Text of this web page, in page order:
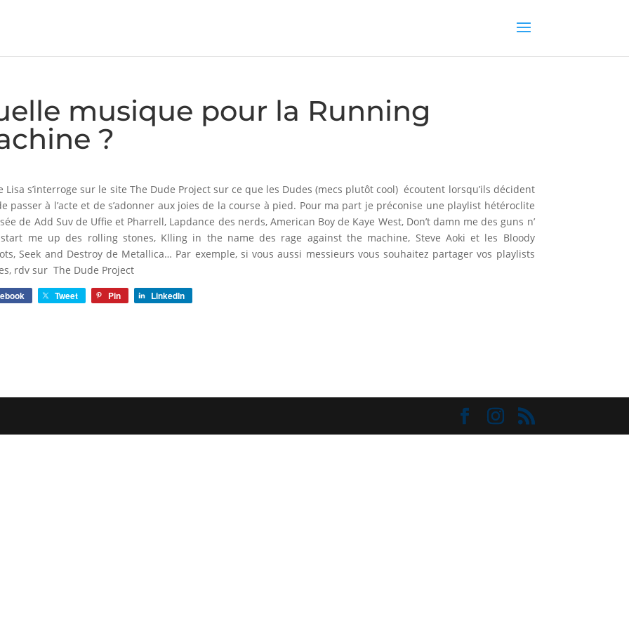
musique pour la Running
?
Lisa s’interroge sur le site The Dude Project sur ce que les Dudes (mecs plutôt cool) écoutent lorsqu’ils décident
passer à l’acte et de s’adonner aux joies de la course à pied. Pour ma part je préconise une playlist hétéroclite
de Add Suv de Uffie et Pharrell, Lapdance des nerds, American Boy de Kaye West, Don’t damn me des guns n’
start me up des rolling stones, Klling in the name des rage against the machine, Steve Aoki et les Bloody
Seek and Destroy de Metallica… Par exemple, si vous aussi messieurs vous souhaitez partager vos playlists
rdv sur The Dude Project
Tweet Pin LinkedIn